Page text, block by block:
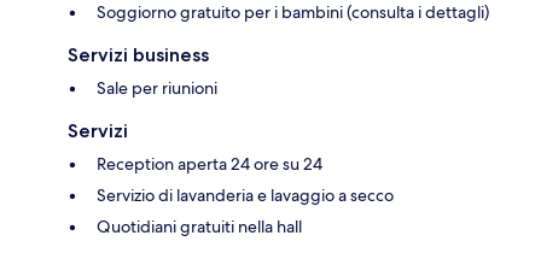
Soggiorno gratuito per i bambini (consulta i dettagli)
Servizi business
Sale per riunioni
Servizi
Reception aperta 24 ore su 24
Servizio di lavanderia e lavaggio a secco
Quotidiani gratuiti nella hall